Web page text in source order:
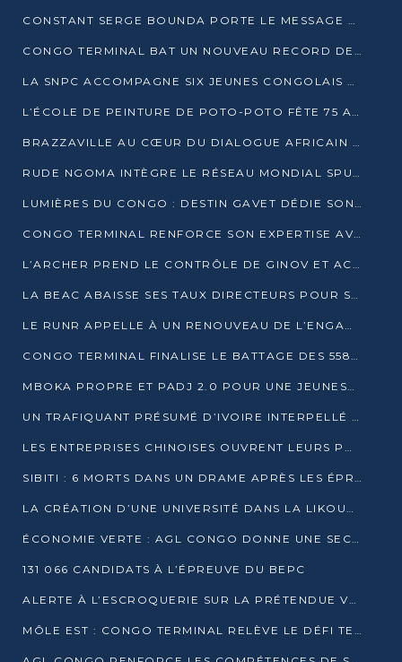
CONSTANT SERGE BOUNDA PORTE LE MESSAGE DE COMPASSION DE DENIS SASSOU NGUESSO EN IRAN
CONGO TERMINAL BAT UN NOUVEAU RECORD DE PRODUCTIVITÉ AU PORT DE POINTE-NOIRE
LA SNPC ACCOMPAGNE SIX JEUNES CONGOLAIS AUX OLYMPIADES PANAFRICAINES DE MATHÉMATIQUES
L’ÉCOLE DE PEINTURE DE POTO-POTO FÊTE 75 ANS AU SERVICE DE L’ART CONGOLAIS
BRAZZAVILLE AU CŒUR DU DIALOGUE AFRICAIN SUR LES OBJECTIFS DE DÉVELOPPEMENT DURABLE
RUDE NGOMA INTÈGRE LE RÉSEAU MONDIAL SPUTNIK PRO APRÈS UNE FORMATION À MOSCOU
LUMIÈRES DU CONGO : DESTIN GAVET DÉDIE SON PRIX À L’UNITÉ NATIONALE ET À LA JEUNESSE
CONGO TERMINAL RENFORCE SON EXPERTISE AVEC NEUF NOUVEAUX FORMATEURS EN ENGINS PORTUAIRES
L’ARCHER PREND LE CONTRÔLE DE GINOV ET ACCÉLÈRE SON VIRAGE NUMÉRIQUE
LA BEAC ABAISSE SES TAUX DIRECTEURS POUR SOUTENIR LA CROISSANCE EN ZONE CEMAC
LE RUNR APPELLE À UN RENOUVEAU DE L’ENGAGEMENT MILITANT
CONGO TERMINAL FINALISE LE BATTAGE DES 558 PIEUX DU FUTUR QUAI DU MÔLE EST
MBOKA PROPRE ET PADJ 2.0 POUR UNE JEUNESSE PLUS AUTONOME
UN TRAFIQUANT PRÉSUMÉ D’IVOIRE INTERPELLÉ À DOLISIE
LES ENTREPRISES CHINOISES OUVRENT LEURS PORTES AUX JEUNES DIPLÔMÉS
SIBITI : 6 MORTS DANS UN DRAME APRÈS LES ÉPREUVES DU BEPC
LA CRÉATION D’UNE UNIVERSITÉ DANS LA LIKOUALA AU CŒUR D’UNE RÉFLEXION NATIONALE
ÉCONOMIE VERTE : AGL CONGO DONNE UNE SECONDE VIE À SES DÉCHETS INDUSTRIELS
131 066 CANDIDATS À L’ÉPREUVE DU BEPC
ALERTE À L’ESCROQUERIE SUR LA PRÉTENDUE VENTE DE PARCELLES AFAT
MÔLE EST : CONGO TERMINAL RELÈVE LE DÉFI TECHNIQUE DES SABLES BITUMINEUX